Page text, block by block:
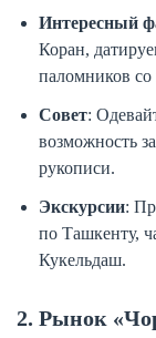
Интересный
Коран,
паломников со
Совет:
возможность
рукописи.
Экскурсии:
по Ташкенту,
Кукельдаш.
2. Рынок